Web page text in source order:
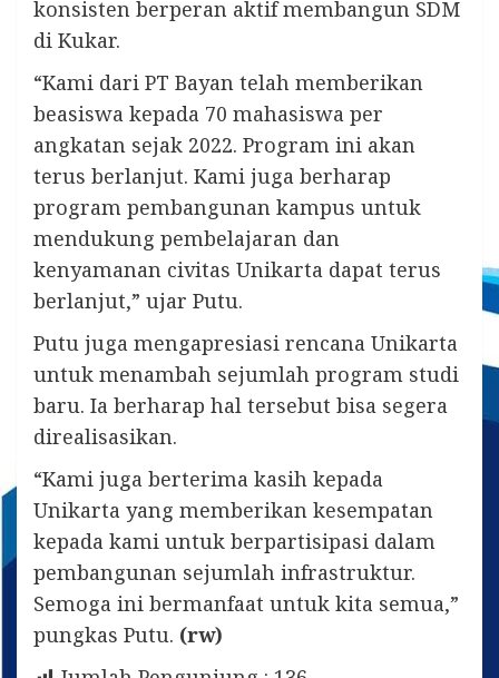
konsisten berperan aktif membangun SDM
di Kukar.
“Kami dari PT Bayan telah memberikan
beasiswa kepada 70 mahasiswa per
angkatan sejak 2022. Program ini akan
terus berlanjut. Kami juga berharap
program pembangunan kampus untuk
mendukung pembelajaran dan
kenyamanan civitas Unikarta dapat terus
berlanjut,” ujar Putu.
Putu juga mengapresiasi rencana Unikarta
untuk menambah sejumlah program studi
baru. Ia berharap hal tersebut bisa segera
direalisasikan.
“Kami juga berterima kasih kepada
Unikarta yang memberikan kesempatan
kepada kami untuk berpartisipasi dalam
pembangunan sejumlah infrastruktur.
Semoga ini bermanfaat untuk kita semua,”
pungkas Putu. (rw)